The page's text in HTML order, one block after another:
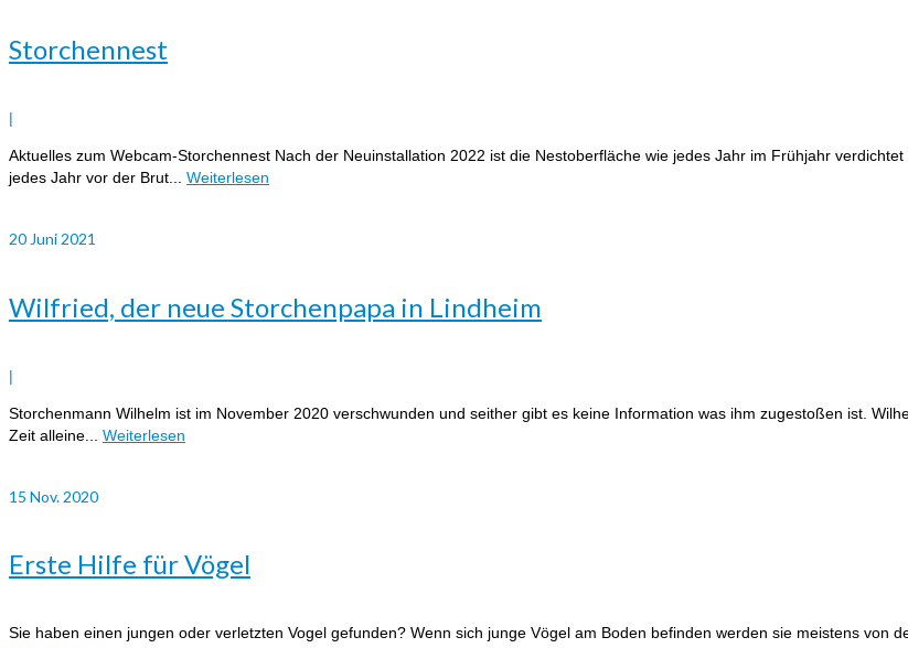
Storchennest
|
Aktuelles zum Webcam-Storchennest Nach der Neuinstallation 2022 ist die Nestoberfläche wie jedes Jahr im Frühjahr
jedes Jahr vor der Brut... Weiterlesen
20 Juni 2021
Wilfried, der neue Storchenpapa in Lindheim
|
Storchenmann Wilhelm ist im November 2020 verschwunden und seither gibt es keine Information was ihm zugestoßen ist.
Zeit alleine... Weiterlesen
15 Nov. 2020
Erste Hilfe für Vögel
Sie haben einen jungen oder verletzten Vogel gefunden? Wenn sich junge Vögel am Boden befinden werden sie meistens von